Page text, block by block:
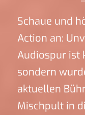
Schaue und
Action an:
Audiospur ist
sondern
aktuellen
Mischpult in